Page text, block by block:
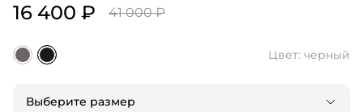
16 400 ₽ 41 000 ₽
Цвет: черный
Выберите размер